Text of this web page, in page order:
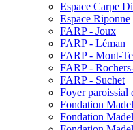
Espace Carpe
Espace Riponne
FARP - Joux
FARP - Léman
FARP - Mont-
FARP -
FARP - Suchet
Foyer paroissial
Fondation
Fondation